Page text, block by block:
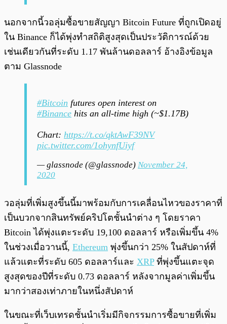
นอกจากนี้วอลุ่มซื้อขายสัญญา Bitcoin Future ที่ถูกเปิดอยู่
ใน Binance ก็ได้พุ่งทำสถิติสูงสุดเป็นประวัติการณ์ด้วย
เช่นเดียวกันที่ระดับ 1.17 พันล้านดอลลาร์ อ้างอิงข้อมูล
ตาม Glassnode
#Bitcoin futures open interest on
#Binance hits an all-time high (~$1.17B)
Chart: https://t.co/qktAwF39NV
pic.twitter.com/1ohynfUiyf
— glassnode (@glassnode) November 24,
2020
วอลุ่มที่เพิ่มสูงขึ้นนี้มาพร้อมกับการเคลื่อนไหวของราคาที่
เป็นบวกจากสินทรัพย์คริปโตชั้นนำต่าง ๆ โดยราคา
Bitcoin ได้พุ่งแตะระดับ 19,100 ดอลลาร์ หรือเพิ่มขึ้น 4%
ในช่วงเมื่อวานนี้, Ethereum พุ่งขึ้นกว่า 25% ในสัปดาห์ที่
แล้วแตะที่ระดับ 605 ดอลลาร์และ XRPที่พุ่งขึ้นแตะจุด
สูงสุดของปีที่ระดับ 0.73 ดอลลาร์ หลังจากมูลค่าเพิ่มขึ้น
มากว่าสองเท่าภายในหนึ่งสัปดาห์
ในขณะที่เว็บเทรดชั้นนำเริ่มมีกิจกรรมการซื้อขายที่เพิ่ม